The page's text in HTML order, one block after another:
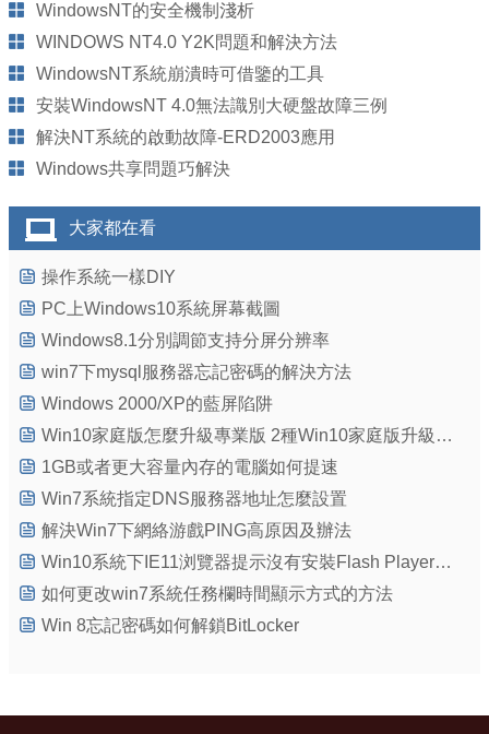
WindowsNT的安全機制淺析
WINDOWS NT4.0 Y2K問題和解決方法
WindowsNT系統崩潰時可借鑒的工具
安裝WindowsNT 4.0無法識別大硬盤故障三例
解決NT系統的啟動故障-ERD2003應用
Windows共享問題巧解決
大家都在看
操作系統一樣DIY
PC上Windows10系統屏幕截圖
Windows8.1分別調節支持分屏分辨率
win7下mysql服務器忘記密碼的解決方法
Windows 2000/XP的藍屏陷阱
Win10家庭版怎麼升級專業版 2種Win10家庭版升級到專業版方法
1GB或者更大容量內存的電腦如何提速
Win7系統指定DNS服務器地址怎麼設置
解決Win7下網絡游戲PING高原因及辦法
Win10系統下IE11浏覽器提示沒有安裝Flash Player的原因分析及解決教程
如何更改win7系統任務欄時間顯示方式的方法
Win 8忘記密碼如何解鎖BitLocker